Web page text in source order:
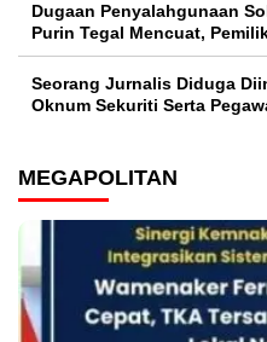
‎Dugaan Penyalahgunaan
Purin Tegal Mencuat,
Seorang Jurnalis Diduga
Oknum Sekuriti Serta
MEGAPOLITAN